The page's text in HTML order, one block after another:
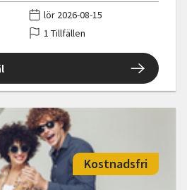
lör 2026-08-15
1 Tillfällen
Kostnadsfri